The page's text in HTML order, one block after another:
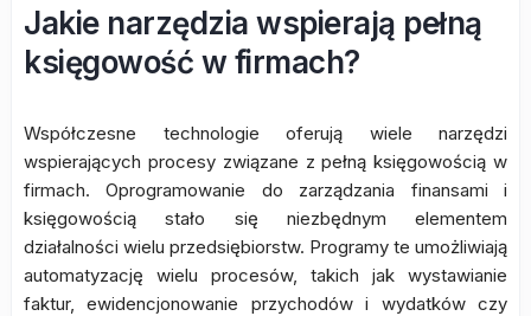
Jakie narzędzia wspierają pełną
księgowość w firmach?
Współczesne technologie oferują wiele narzędzi
wspierających procesy związane z pełną księgowością w
firmach. Oprogramowanie do zarządzania finansami i
księgowością stało się niezbędnym elementem
działalności wielu przedsiębiorstw. Programy te umożliwiają
automatyzację wielu procesów, takich jak wystawianie
faktur, ewidencjonowanie przychodów i wydatków czy